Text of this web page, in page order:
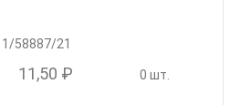
1/58887/21
11,50 ₽ 0 шт.